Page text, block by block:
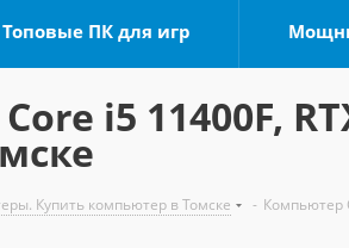
Топовые ПК для игр
i5 11400F,
Купить компьютер в Томске - Компьютер